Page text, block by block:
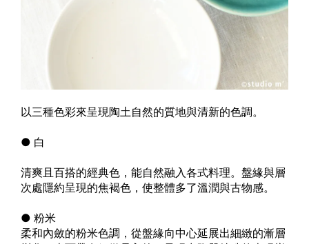
以三種色彩來呈現陶土自然的質地與清新的色調。
● 白
清爽且百搭的經典色，能自然融入各式料理。盤緣與層
次處隱約呈現的焦褐色，使整體多了溫潤與古物感。
● 粉米
柔和內斂的粉米色調，從盤緣向中心延展出細緻的漸層